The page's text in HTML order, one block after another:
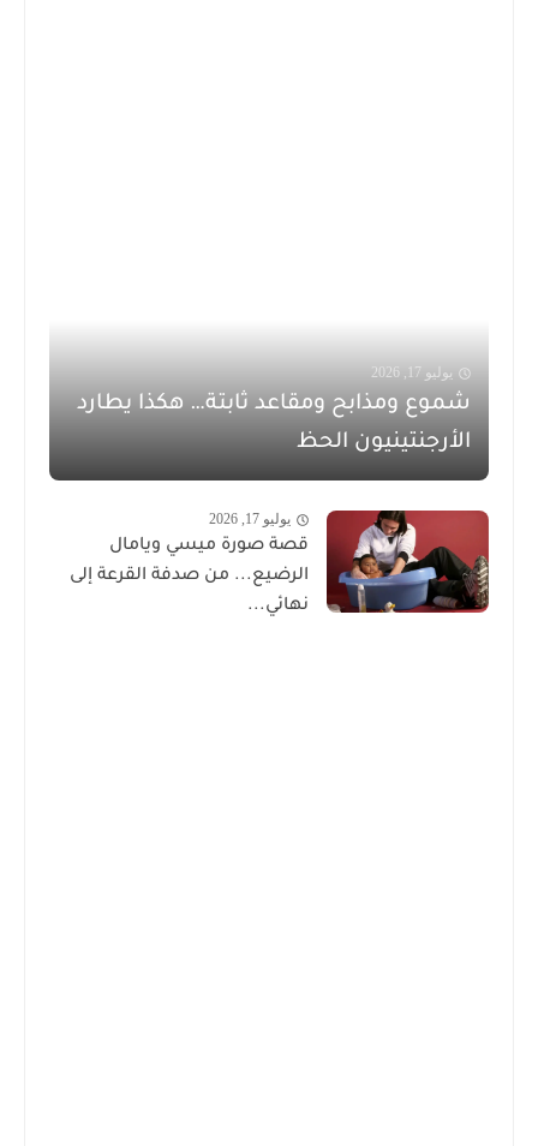
يوليو 17, 2026
شموع ومذابح ومقاعد ثابتة… هكذا يطارد
الأرجنتينيون الحظ
يوليو 17, 2026
قصة صورة ميسي ويامال
الرضيع... من صدفة القرعة إلى
نهائي...